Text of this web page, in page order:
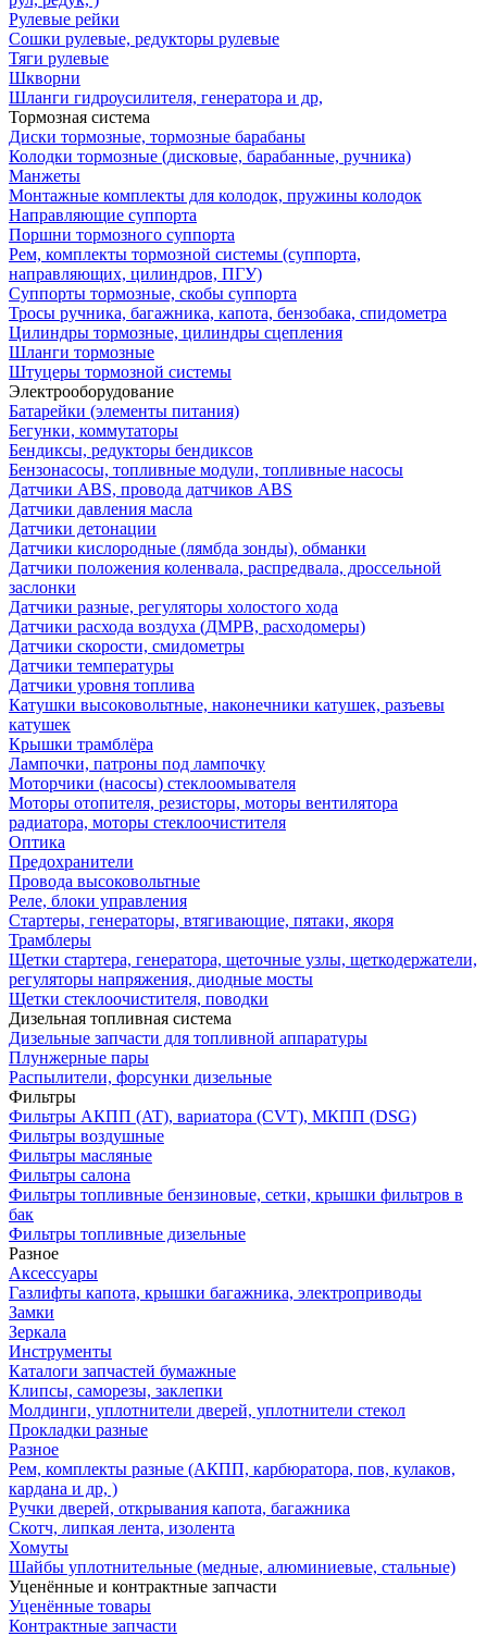
Рулевые рейки
Сошки рулевые, редукторы рулевые
Тяги рулевые
Шкворни
Шланги гидроусилителя, генератора и др,
Тормозная система
Диски тормозные, тормозные барабаны
Колодки тормозные (дисковые, барабанные, ручника)
Манжеты
Монтажные комплекты для колодок, пружины колодок
Направляющие суппорта
Поршни тормозного суппорта
Рем, комплекты тормозной системы (суппорта,
направляющих, цилиндров, ПГУ)
Суппорты тормозные, скобы суппорта
Тросы ручника, багажника, капота, бензобака, спидометра
Цилиндры тормозные, цилиндры сцепления
Шланги тормозные
Штуцеры тормозной системы
Электрооборудование
Батарейки (элементы питания)
Бегунки, коммутаторы
Бендиксы, редукторы бендиксов
Бензонасосы, топливные модули, топливные насосы
Датчики ABS, провода датчиков ABS
Датчики давления масла
Датчики детонации
Датчики кислородные (лямбда зонды), обманки
Датчики положения коленвала, распредвала, дроссельной
заслонки
Датчики разные, регуляторы холостого хода
Датчики расхода воздуха (ДМРВ, расходомеры)
Датчики скорости, смидометры
Датчики температуры
Датчики уровня топлива
Катушки высоковольтные, наконечники катушек, разъевы
катушек
Крышки трамблёра
Лампочки, патроны под лампочку
Моторчики (насосы) стеклоомывателя
Моторы отопителя, резисторы, моторы вентилятора
радиатора, моторы стеклоочистителя
Оптика
Предохранители
Провода высоковольтные
Реле, блоки управления
Стартеры, генераторы, втягивающие, пятаки, якоря
Трамблеры
Щетки стартера, генератора, щеточные узлы, щеткодержатели,
регуляторы напряжения, диодные мосты
Щетки стеклоочистителя, поводки
Дизельная топливная система
Дизельные запчасти для топливной аппаратуры
Плунжерные пары
Распылители, форсунки дизельные
Фильтры
Фильтры АКПП (AT), вариатора (CVT), МКПП (DSG)
Фильтры воздушные
Фильтры масляные
Фильтры салона
Фильтры топливные бензиновые, сетки, крышки фильтров в
бак
Фильтры топливные дизельные
Разное
Аксесcуары
Газлифты капота, крышки багажника, электроприводы
Замки
Зеркала
Инструменты
Каталоги запчастей бумажные
Клипсы, саморезы, заклепки
Молдинги, уплотнители дверей, уплотнители стекол
Прокладки разные
Разное
Рем, комплекты разные (АКПП, карбюратора, пов, кулаков,
кардана и др, )
Ручки дверей, открывания капота, багажника
Скотч, липкая лента, изолента
Хомуты
Шайбы уплотнительные (медные, алюминиевые, стальные)
Уценённые и контрактные запчасти
Уценённые товары
Контрактные запчасти